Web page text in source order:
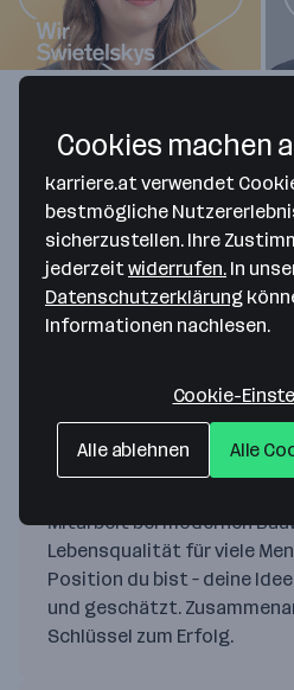
menschenorientiert
Im Mittelpunkt stehen die
möchten wir immer besser
Wissen, Fähigkeiten, Fleiß
persönliche Entwicklung
lösungsorientiert
Mitarbeit bei modernen
Lebensqualität für viele
Position du bist – deine
und geschätzt.
Schlüssel zum Erfolg.
Cookies machen
karriere.at verwendet
bestmögliche
sicherzustellen. Ihre
jederzeit widerrufen. In
Datenschutzerklärung
Informationen nachlesen.
Cookie-
Alle ablehnen Alle